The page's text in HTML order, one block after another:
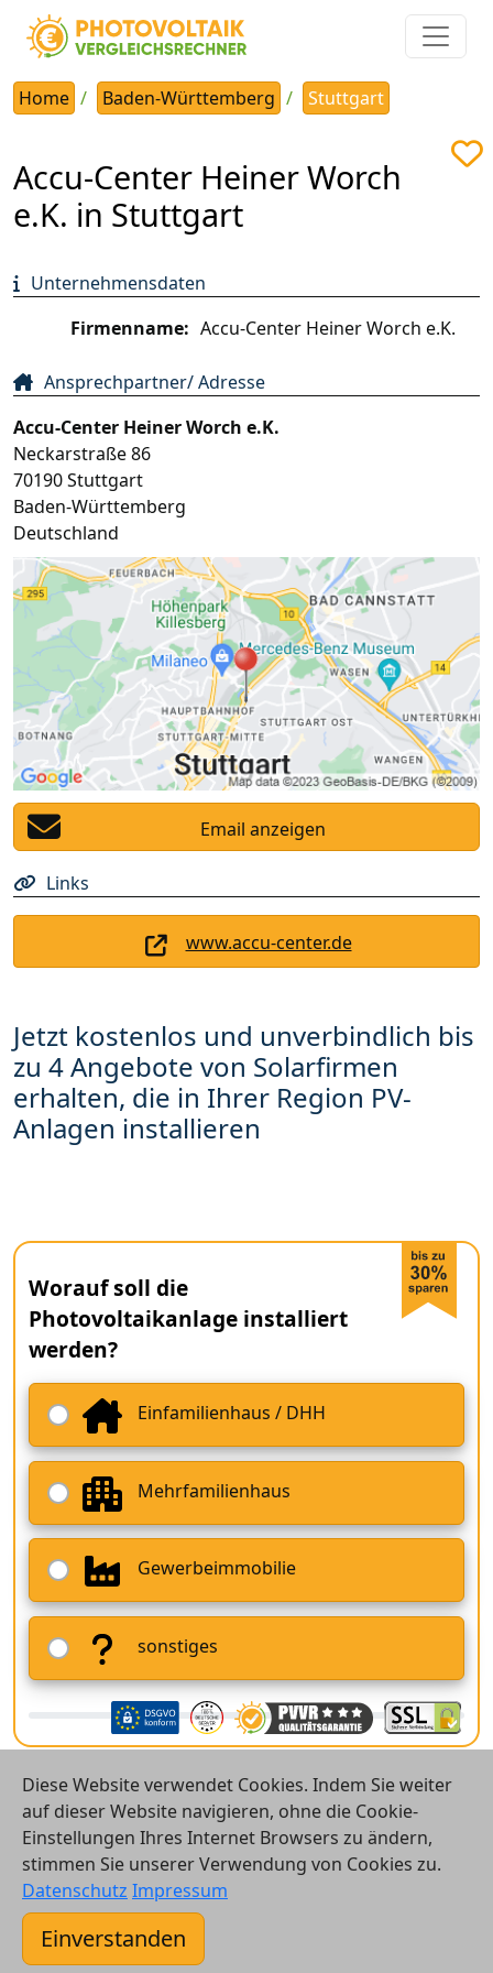
Home Baden-Württemberg Stuttgart
Accu-Center Heiner Worch
e.K. in Stuttgart
Unternehmensdaten
Firmenname: Accu-Center Heiner Worch e.K.
Ansprechpartner/ Adresse
Accu-Center Heiner Worch e.K.
Neckarstraße 86
70190Stuttgart
Baden-Württemberg
Deutschland
Email anzeigen
Links
www.accu-center.de
Jetzt kostenlos und unverbindlich bis
zu 4 Angebote von Solarfirmen
erhalten, die in Ihrer Region PV-
Anlagen installieren
Worauf soll die
Photovoltaikanlage installiert
werden?
Einfamilienhaus / DHH
Mehrfamilienhaus
Gewerbeimmobilie
sonstiges
© 2026 Vergleichsrechner24 GmbH
Kontakt
Diese Website verwendet Cookies. Indem Sie weiter
auf dieser Website navigieren, ohne die Cookie-
Einstellungen Ihres Internet Browsers zu ändern,
stimmen Sie unserer Verwendung von Cookies zu.
Datenschutz Impressum
Einverstanden